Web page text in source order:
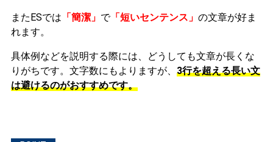
またESでは 「簡潔」 で「短いセンテンス」 の文章が好ま
れます。
具体例などを説明する際には、どうしても文章が長くな
りがちです。文字数にもよりますが、 3行を超える長い文
は避けるのがおすすめです。